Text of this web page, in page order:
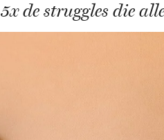
5x de struggles die